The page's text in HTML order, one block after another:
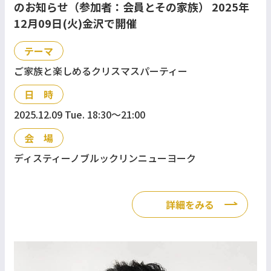
のお知らせ（参加者：会員とその家族） 2025年
12月09日(火)金沢で開催
テーマ
ご家族と楽しめるクリスマスパーティー
日 時
2025.12.09 Tue. 18:30〜21:00
会 場
ディスティーノブルックリンニューヨーク
詳細をみる